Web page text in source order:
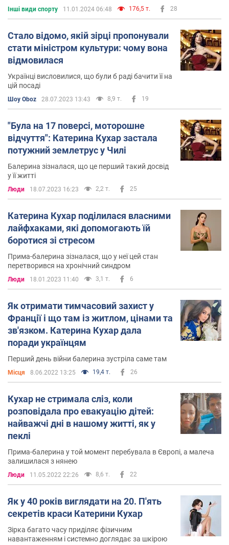
Інші види спорту 11.01.2024 06:48 176,5 т. 28
Стало відомо, якій зірці пропонували
стати міністром культури: чому вона
відмовилася
Українці висловилися, що були б раді бачити її на
цій посаді
Шоу Oboz 28.07.2023 13:43 8,9 т. 19
"Була на 17 поверсі, моторошне
відчуття": Катерина Кухар застала
потужний землетрус у Чилі
Балерина зізналася, що це перший такий досвід
у її житті
Люди 18.07.2023 16:23 2,2 т. 25
Катерина Кухар поділилася власними
лайфхаками, які допомогають їй
боротися зі стресом
Прима-балерина зізналася, що у неї цей стан
перетворився на хронічний синдром
Люди 18.01.2023 11:40 3,1 т. 6
Як отримати тимчасовий захист у
Франції і що там із житлом, цінами та
зв'язком. Катерина Кухар дала
поради українцям
Перший день війни балерина зустріла саме там
Місця 8.06.2022 13:25 19,4 т. 26
Кухар не стримала сліз, коли
розповідала про евакуацію дітей:
найважчі дні в нашому житті, як у
пеклі
Прима-балерина у той момент перебувала в Європі, а малеча
залишилася з нянею
Люди 11.05.2022 22:26 8,6 т. 22
Як у 40 років виглядати на 20. П'ять
секретів краси Катерини Кухар
Зірка багато часу приділяє фізичним
навантаженням і системно доглядає за шкірою